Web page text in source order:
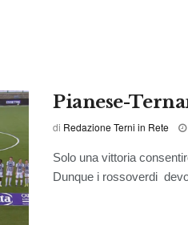
Pianese-
di Redazione Terni in Rete
Solo una vittoria
Dunque i rossoverdi